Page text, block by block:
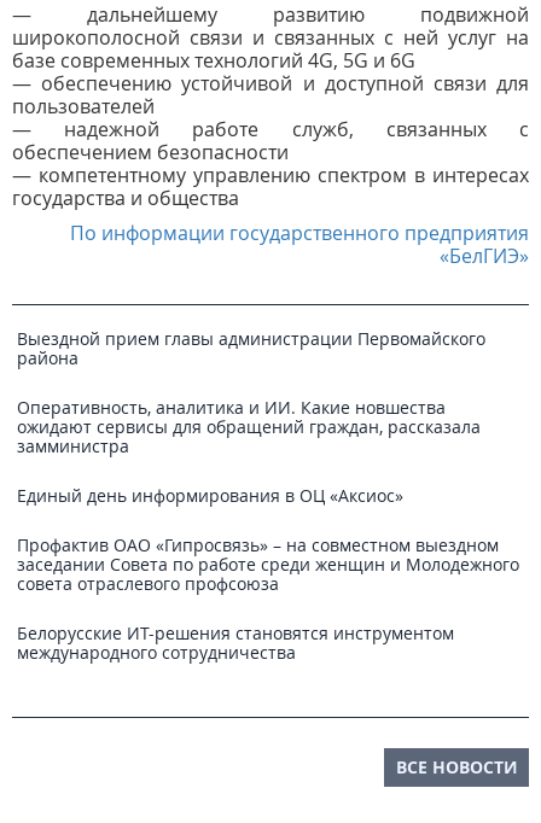
— дальнейшему развитию подвижной
широкополосной связи и связанных с ней услуг на
базе современных технологий 4G, 5G и 6G
— обеспечению устойчивой и доступной связи для
пользователей
— надежной работе служб, связанных с
обеспечением безопасности
— компетентному управлению спектром в интересах
государства и общества
По информации государственного предприятия
«БелГИЭ»
Выездной прием главы администрации Первомайского
района
Оперативность, аналитика и ИИ. Какие новшества
ожидают сервисы для обращений граждан, рассказала
замминистра
Единый день информирования в ОЦ «Аксиос»
Профактив ОАО «Гипросвязь» – на совместном выездном
заседании Совета по работе среди женщин и Молодежного
совета отраслевого профсоюза
Белорусские ИТ-решения становятся инструментом
международного сотрудничества
ВСЕ НОВОСТИ